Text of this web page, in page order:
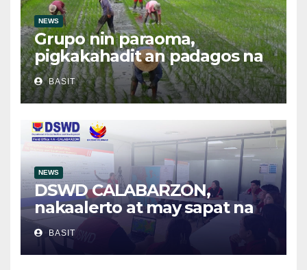
NEWS
Grupo nin paraoma,
pigkakahadit an padagos na
importasyon kasabay kan
nakatalaan na anihan
BASIT
NEWS
DSWD CALABARZON,
nakaalerto at may sapat na
relief supplies para sa
posibleng epekto ng
Bagyong Maymay at Habagat
BASIT